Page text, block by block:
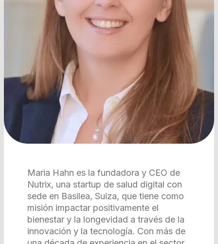
Maria Hahn es la fundadora y CEO de
Nutrix, una startup de salud digital con
sede en Basilea, Suiza, que tiene como
misión impactar positivamente el
bienestar y la longevidad a través de la
innovación y la tecnología. Con más de